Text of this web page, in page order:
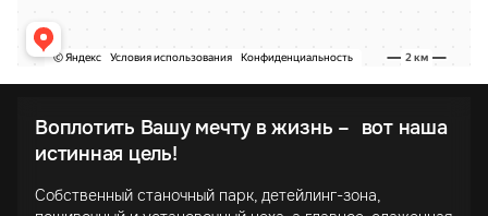
Воплотить Вашу мечту в жизнь – вот наша
истинная цель!
Собственный станочный парк, детейлинг-зона,